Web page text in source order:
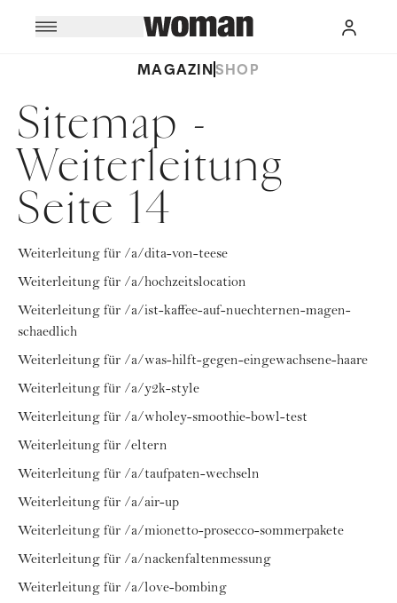
MAGAZINSHOP
Sitemap -
Weiterleitung
Seite 14
Weiterleitung für /a/dita-von-teese
Weiterleitung für /a/hochzeitslocation
Weiterleitung für /a/ist-kaffee-auf-nuechternen-magen-
schaedlich
Weiterleitung für /a/was-hilft-gegen-eingewachsene-haare
Weiterleitung für /a/y2k-style
Weiterleitung für /a/wholey-smoothie-bowl-test
Weiterleitung für /eltern
Weiterleitung für /a/taufpaten-wechseln
Weiterleitung für /a/air-up
Weiterleitung für /a/mionetto-prosecco-sommerpakete
Weiterleitung für /a/nackenfaltenmessung
Weiterleitung für /a/love-bombing